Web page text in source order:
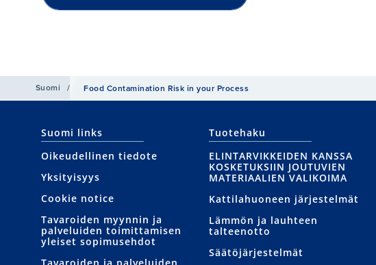
Suomi / Food Contamination Risk in your Process
Suomi links
Oikeudellinen tiedote
Yksityisyys
Cookie notice
Tavaroiden myynnin ja
palveluiden toimittamisen
yleiset sopimusehdot
Tuotehaku
ELINTARVIKKEIDEN KANSSA
KOSKETUKSIIN JOUTUVIEN
MATERIAALIEN VALIKOIMA
Kattilahuoneen järjestelmät
Lämmön ja lauhteen
talteenotto
Säätöjärjestelmät